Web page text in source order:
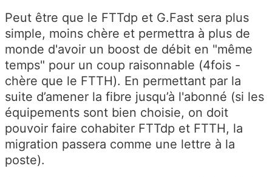
Peut être que le FTTdp et G.Fast sera plus
simple, moins chère et permettra à plus de
monde d'avoir un boost de débit en "même
temps" pour un coup raisonnable (4fois -
chère que le FTTH). En permettant par la
suite d’amener la fibre jusqu’à l'abonné (si les
équipements sont bien choisie, on doit
pouvoir faire cohabiter FTTdp et FTTH, la
migration passera comme une lettre à la
poste).